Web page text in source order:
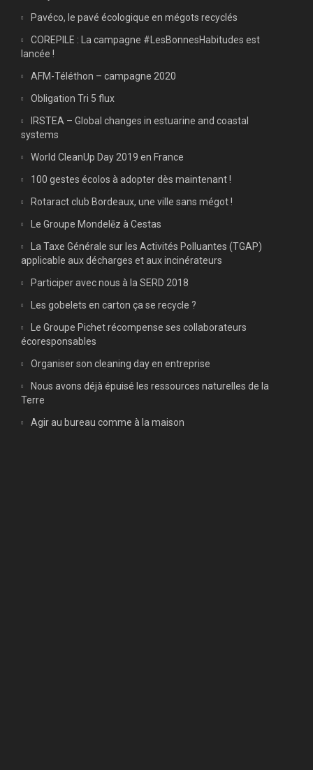
Pavéco, le pavé écologique en mégots recyclés
COREPILE : La campagne #LesBonnesHabitudes est
lancée !
AFM-Téléthon – campagne 2020
Obligation Tri 5 flux
IRSTEA – Global changes in estuarine and coastal
systems
World CleanUp Day 2019 en France
100 gestes écolos à adopter dès maintenant !
Rotaract club Bordeaux, une ville sans mégot !
Le Groupe Mondelēz à Cestas
La Taxe Générale sur les Activités Polluantes (TGAP)
applicable aux décharges et aux incinérateurs
Participer avec nous à la SERD 2018
Les gobelets en carton ça se recycle ?
Le Groupe Pichet récompense ses collaborateurs
écoresponsables
Organiser son cleaning day en entreprise
Nous avons déjà épuisé les ressources naturelles de la
Terre
Agir au bureau comme à la maison